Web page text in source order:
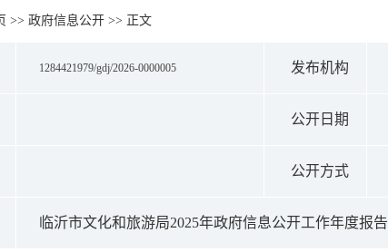
>> 政府信息公开 >> 正文
1284421979/gdj/2026-0000005 发布机构
公开日期
公开方式
临沂市文化和旅游局2025年政府信息公开工作年度报告